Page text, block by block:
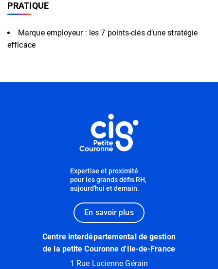
PRATIQUE
Marque employeur : les 7 points-clés d’une stratégie
efficace
Expertise et proximité
pour les grands défis RH,
aujourd'hui et demain.
En savoir plus
Centre interdépartemental de gestion
de la petite Couronne d'Ile-de-France
1 Rue Lucienne Gérain